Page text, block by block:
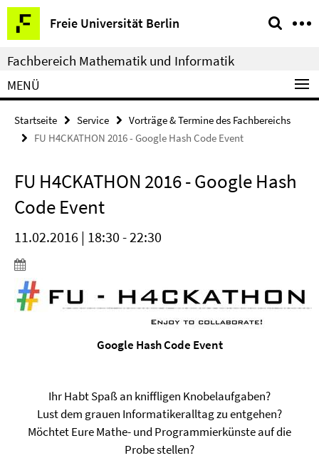
Springe
direkt
zu
Inhalt
Freie Universität Berlin
Service-
Navigation
Fachbereich Mathematik und Informatik
MENÜ
Startseite Service
Vorträge & Termine des Fachbereichs
FU H4CKATHON 2016 - Google Hash Code Event
FU H4CKATHON 2016 - Google Hash
Code Event
11.02.2016 | 18:30 - 22:30
Google Hash Code Event
Ihr Habt Spaß an kniffligen Knobelaufgaben?
Lust dem grauen Informatikeralltag zu entgehen?
Möchtet Eure Mathe- und Programmierkünste auf die
Probe stellen?